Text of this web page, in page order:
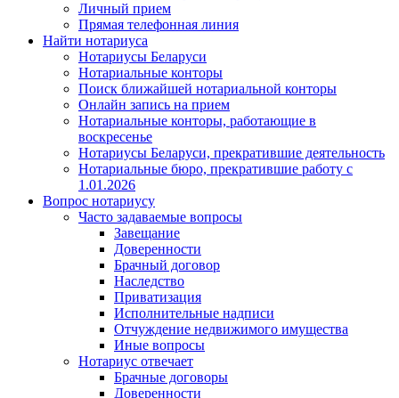
Личный прием
Прямая телефонная линия
Найти нотариуса
Нотариусы Беларуси
Нотариальные конторы
Поиск ближайшей нотариальной конторы
Онлайн запись на прием
Нотариальные конторы, работающие в
воскресенье
Нотариусы Беларуси, прекратившие деятельность
Нотариальные бюро, прекратившие работу с
1.01.2026
Вопрос нотариусу
Часто задаваемые вопросы
Завещание
Доверенности
Брачный договор
Наследство
Приватизация
Исполнительные надписи
Отчуждение недвижимого имущества
Иные вопросы
Нотариус отвечает
Брачные договоры
Доверенности